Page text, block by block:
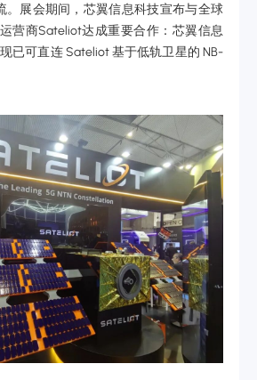
。展会期间，芯翼信息科技宣布与全球
营商Sateliot达成重要合作：芯翼信息
已可直连 Sateliot 基于低轨卫星的 NB-